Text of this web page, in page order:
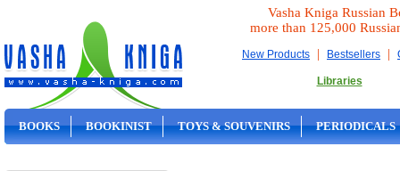
Vasha Kniga Russian
more than 125,000
New Products | Bestsellers |
Libraries
BOOKS BOOKINIST TOYS & SOUVENIRS PERIODICALS